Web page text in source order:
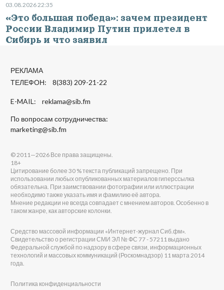
03.08.2026 22:35
«Это большая победа»: зачем президент
России Владимир Путин прилетел в
Сибирь и что заявил
РЕКЛАМА
ТЕЛЕФОН: 8(383) 209-21-22
E-MAIL: reklama@sib.fm
По вопросам сотрудничества:
marketing@sib.fm
© 2011—2026 Все права защищены.
18+
Цитирование более 30 % текста публикаций запрещено. При
использовании любых опубликованных материалов гиперссылка
обязательна. При заимствовании фотографии или иллюстрации
необходимо также указать имя и фамилию её автора.
Мнение редакции не всегда совпадает с мнением авторов. Особенно в
таком жанре, как авторские колонки.
Средство массовой информации «Интернет-журнал Сиб.фм».
Свидетельство о регистрации СМИ ЭЛ № ФС 77 - 57211 выдано
Федеральной службой по надзору в сфере связи, информационных
технологий и массовых коммуникаций (Роскомнадзор) 11 марта 2014
года.
Политика конфиденциальности